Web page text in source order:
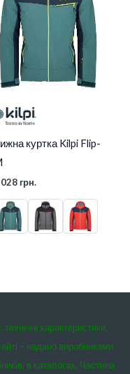
куртка Kilpi Flip-
грн.
характеристики,
– надано виробниками
в каталогах. Частина